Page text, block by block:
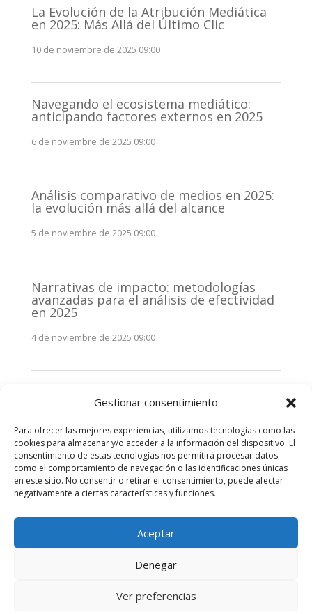
Gestionar consentimiento
Para ofrecer las mejores experiencias, utilizamos tecnologías como las
cookies para almacenar y/o acceder a la información del dispositivo. El
consentimiento de estas tecnologías nos permitirá procesar datos
como el comportamiento de navegación o las identificaciones únicas
en este sitio. No consentir o retirar el consentimiento, puede afectar
negativamente a ciertas características y funciones.
Aceptar
Denegar
Ver preferencias
La Evolución de la Atribución Mediática
en 2025: Más Allá del Último Clic
10 de noviembre de 2025 09:00
Navegando el ecosistema mediático:
anticipando factores externos en 2025
6 de noviembre de 2025 09:00
Análisis comparativo de medios en 2025:
la evolución más allá del alcance
5 de noviembre de 2025 09:00
Narrativas de impacto: metodologías
avanzadas para el análisis de efectividad
en 2025
4 de noviembre de 2025 09:00
stakeholders en 2025: La clave de la
3 de noviembre de 2025 09:00
Comentarios recientes
Elegant Themes| Desarrollado por